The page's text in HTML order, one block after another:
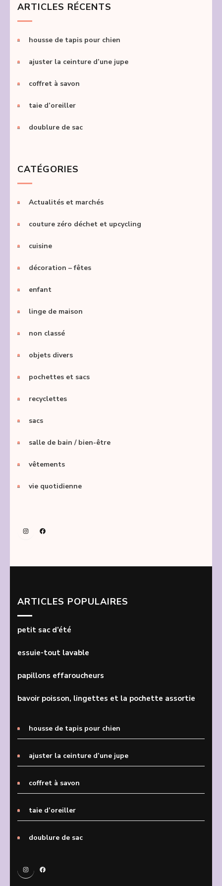
ARTICLES RÉCENTS
housse de tapis pour chien
ajuster la ceinture d’une jupe
coffret à savon
taie d’oreiller
doublure de sac
CATÉGORIES
Actualités et marchés
couture zéro déchet et upcycling
cuisine
décoration – fêtes
enfant
linge de maison
non classé
objets divers
pochettes et sacs
recyclettes
sacs
salle de bain / bien-être
vêtements
vie quotidienne
InstagramFacebook
ARTICLES POPULAIRES
petit sac d’été
essuie-tout lavable
papillons effaroucheurs
bavoir poisson, lingettes et la pochette assortie
housse de tapis pour chien
ajuster la ceinture d’une jupe
coffret à savon
taie d’oreiller
doublure de sac
InstagramFacebook